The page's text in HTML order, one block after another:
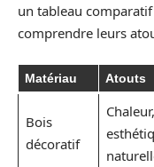
un tableau
comprendre leurs
Matériau Atouts
Bois
décoratif
Chaleur,